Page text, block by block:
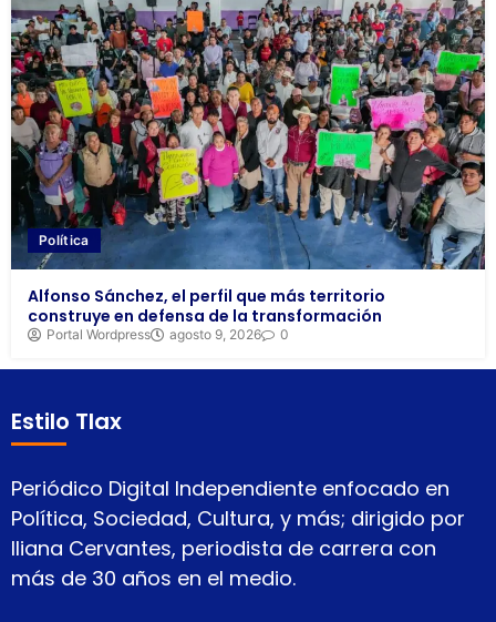
Política
Alfonso Sánchez, el perfil que más territorio
construye en defensa de la transformación
Portal Wordpress agosto 9, 2026 0
Estilo Tlax
Periódico Digital Independiente enfocado en
Política, Sociedad, Cultura, y más; dirigido por
Iliana Cervantes, periodista de carrera con
más de 30 años en el medio.